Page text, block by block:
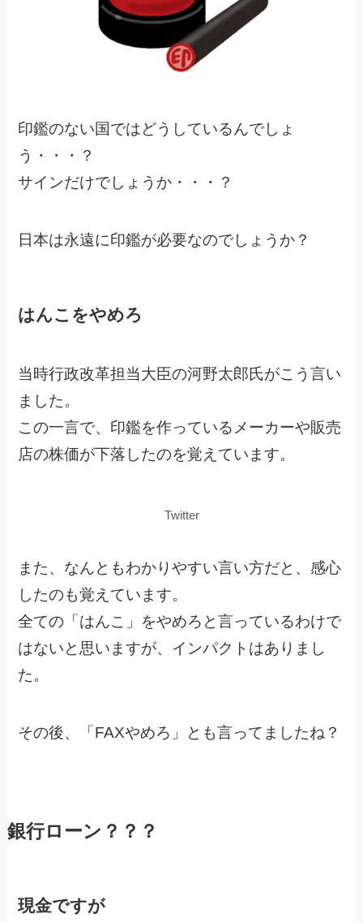
印鑑のない国ではどうしているんでしょ
う・・・？
サインだけでしょうか・・・？
日本は永遠に印鑑が必要なのでしょうか？
はんこをやめろ
当時行政改革担当大臣の河野太郎氏がこう言い
ました。
この一言で、印鑑を作っているメーカーや販売
店の株価が下落したのを覚えています。
Twitter
また、なんともわかりやすい言い方だと、感心
したのも覚えています。
全ての「はんこ」をやめろと言っているわけで
はないと思いますが、インパクトはありまし
た。
その後、「FAXやめろ」とも言ってましたね？
銀行ローン？？？
現金ですが